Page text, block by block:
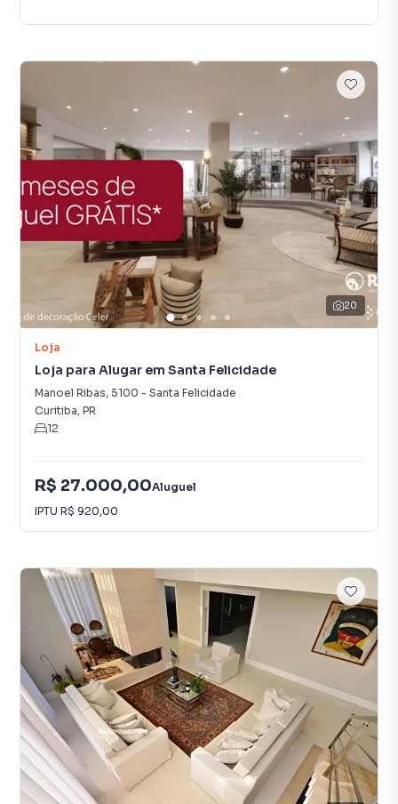
20
Loja
Loja para Alugar em Santa Felicidade
Manoel Ribas, 5100 - Santa Felicidade
Curitiba, PR
12
R$ 27.000,00Aluguel
IPTU R$ 920,00